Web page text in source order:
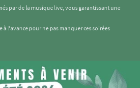
par de la musique live, vous garantissant une
à l'avance pour ne pas manquer ces soirées